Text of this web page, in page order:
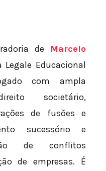
de Marcelo
Legale Educacional
com ampla
societário,
de fusões e
sucessório e
de conflitos
de empresas. É